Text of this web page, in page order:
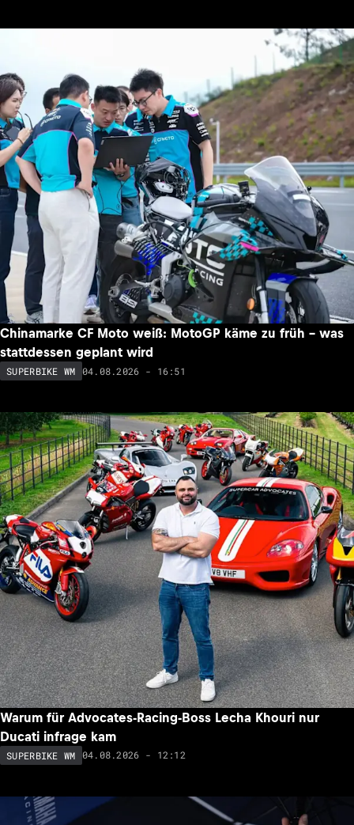
Chinamarke CF Moto weiß: MotoGP käme zu früh – was
stattdessen geplant wird
SUPERBIKE WM 04.08.2026 - 16:51
Warum für Advocates-Racing-Boss Lecha Khouri nur
Ducati infrage kam
SUPERBIKE WM 04.08.2026 - 12:12